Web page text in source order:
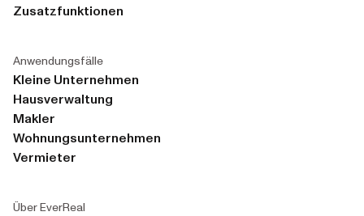
Zusatzfunktionen
Anwendungsfälle
Kleine Unternehmen
Hausverwaltung
Makler
Wohnungsunternehmen
Vermieter
Über EverReal